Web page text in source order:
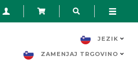
JEZIK
ZAMENJAJ TRGOVINO